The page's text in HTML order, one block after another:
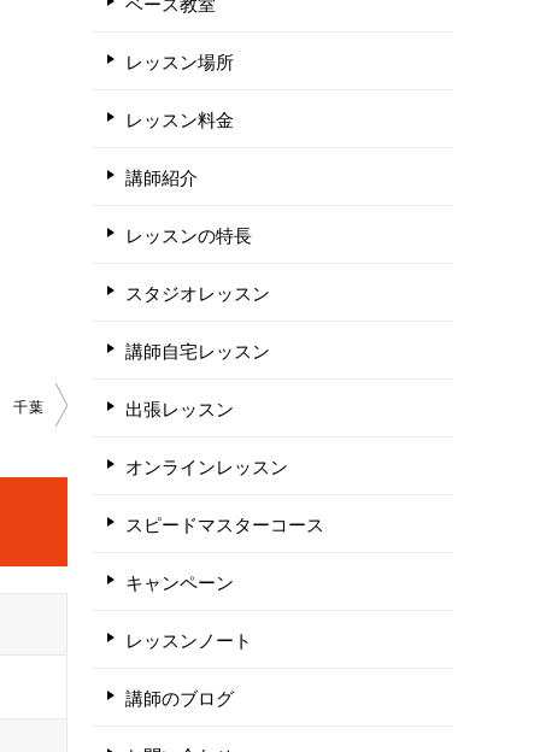
千葉
レッスン場所
レッスン料金
講師紹介
レッスンの特長
スタジオレッスン
講師自宅レッスン
出張レッスン
オンラインレッスン
スピードマスターコース
キャンペーン
レッスンノート
講師のブログ